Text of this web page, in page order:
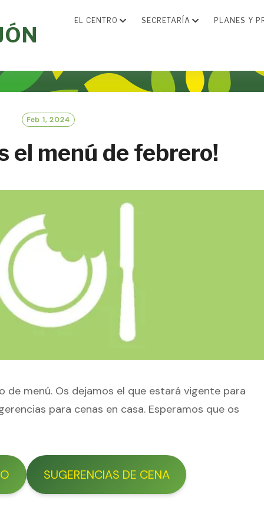
EL CENTRO SECRETARÍA PLANES Y
Feb 1, 2024
el menú de febrero!
de menú. Os dejamos el que estará vigente para
para cenas en casa. Esperamos que os
SUGERENCIAS DE CENA